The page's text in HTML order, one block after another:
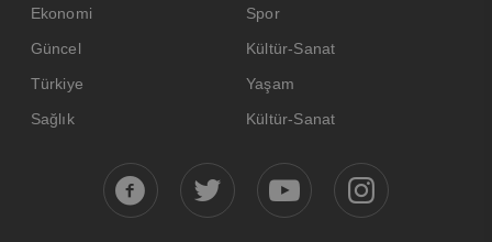
Ekonomi
Spor
Güncel
Kültür-Sanat
Türkiye
Yaşam
Sağlık
Kültür-Sanat